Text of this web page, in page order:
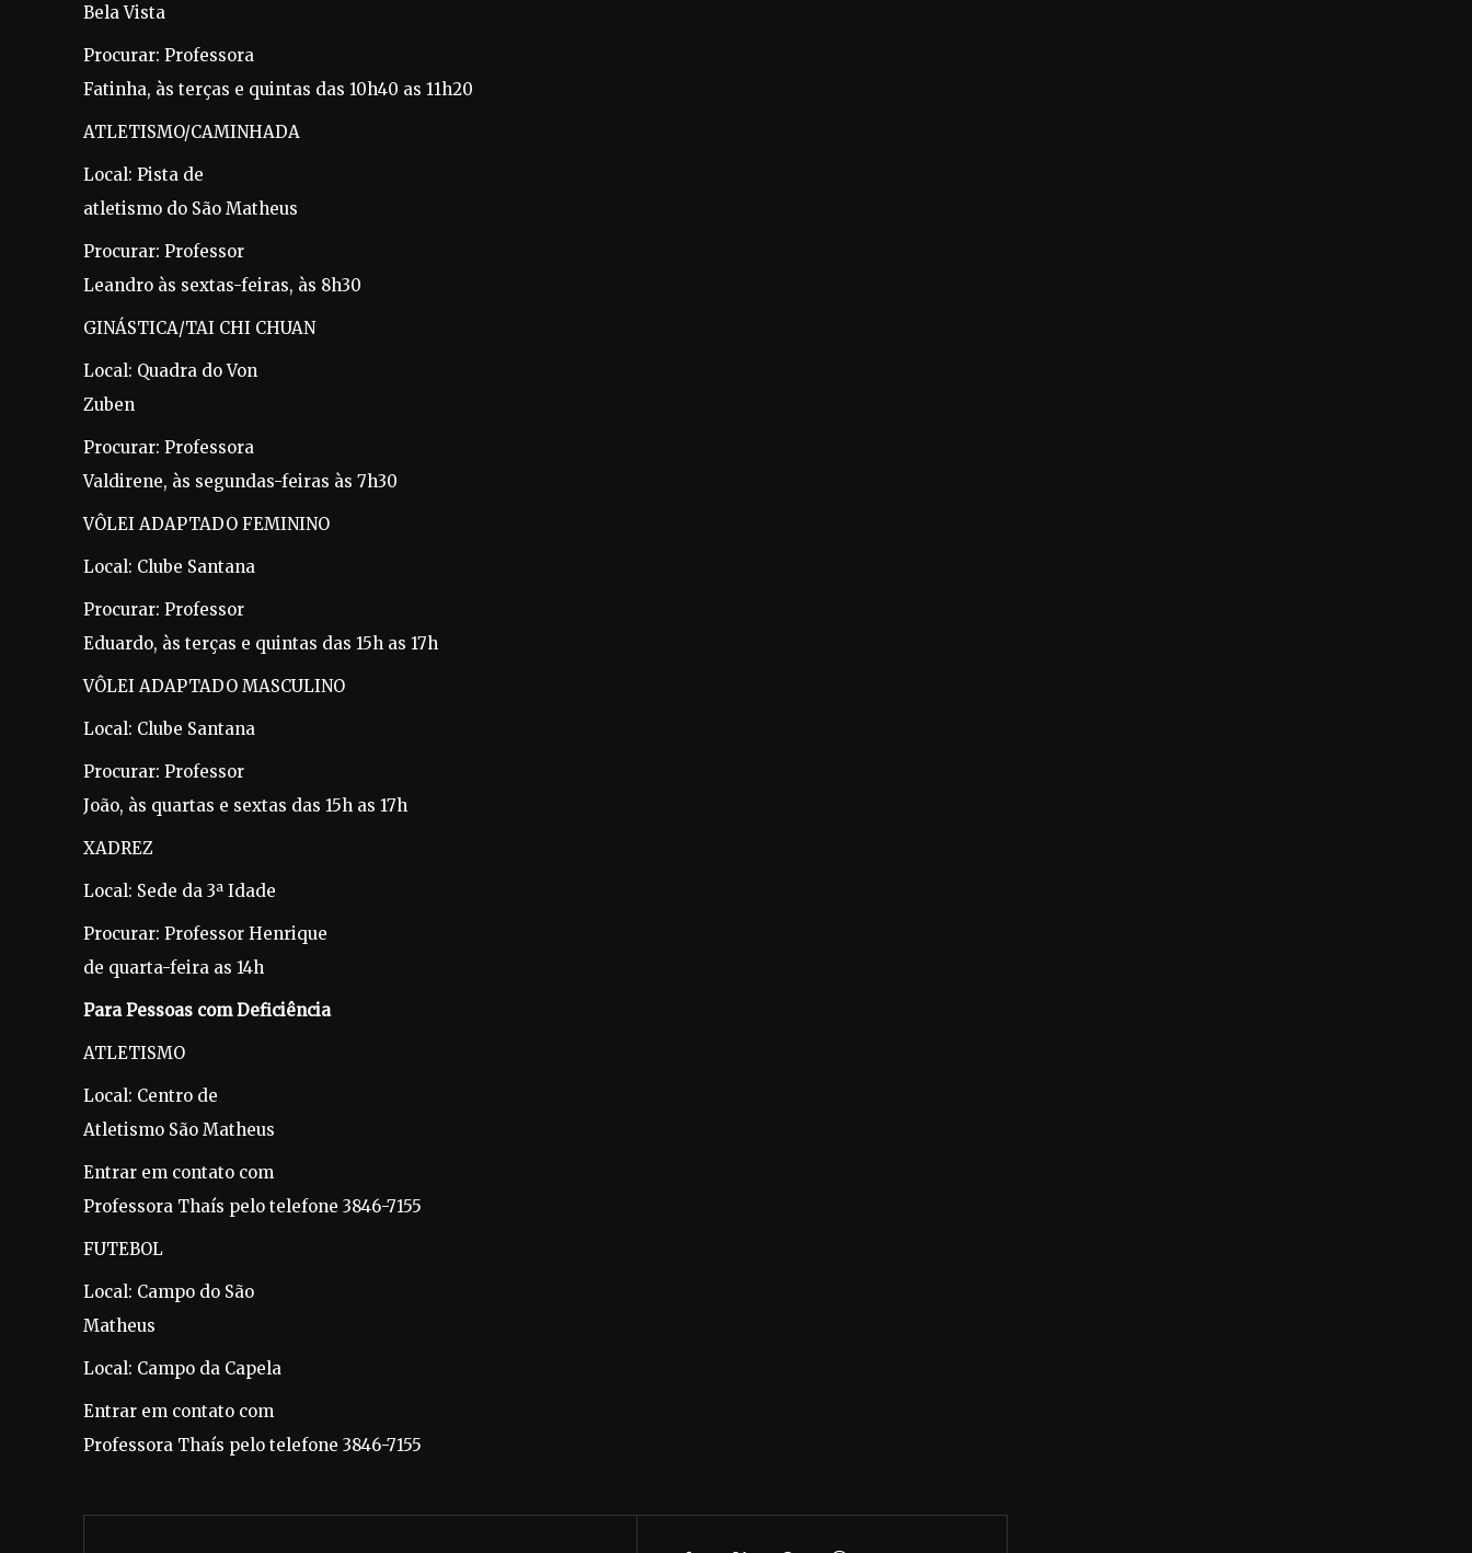
Bela Vista
Procurar: Professora
Fatinha, às terças e quintas das 10h40 as 11h20
ATLETISMO/CAMINHADA
Local: Pista de
atletismo do São Matheus
Procurar: Professor
Leandro às sextas-feiras, às 8h30
GINÁSTICA/TAI CHI CHUAN
Local: Quadra do Von
Zuben
Procurar: Professora
Valdirene, às segundas-feiras às 7h30
VÔLEI ADAPTADO FEMININO
Local: Clube Santana
Procurar: Professor
Eduardo, às terças e quintas das 15h as 17h
VÔLEI ADAPTADO MASCULINO
Local: Clube Santana
Procurar: Professor
João, às quartas e sextas das 15h as 17h
XADREZ
Local: Sede da 3ª Idade
Procurar: Professor Henrique
de quarta-feira as 14h
Para Pessoas com Deficiência
ATLETISMO
Local: Centro de
Atletismo São Matheus
Entrar em contato com
Professora Thaís pelo telefone 3846-7155
FUTEBOL
Local: Campo do São
Matheus
Local: Campo da Capela
Entrar em contato com
Professora Thaís pelo telefone 3846-7155